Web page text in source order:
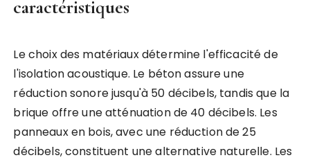
caractéristiques
Le choix des matériaux détermine l'efficacité de
l'isolation acoustique. Le béton assure une
réduction sonore jusqu'à 50 décibels, tandis que la
brique offre une atténuation de 40 décibels. Les
panneaux en bois, avec une réduction de 25
décibels, constituent une alternative naturelle. Les